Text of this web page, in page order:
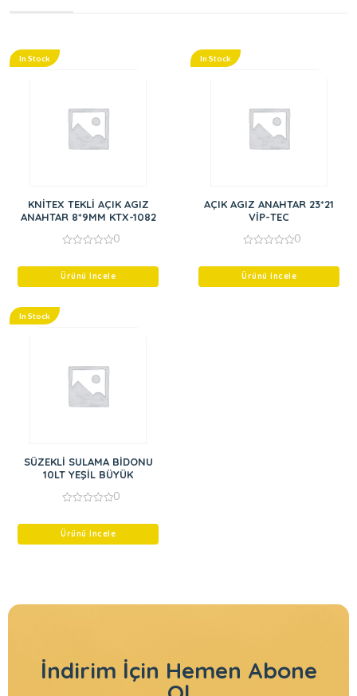
In Stock
KNİTEX TEKLİ AÇIK AGIZ
ANAHTAR 8*9MM KTX-1082
of
0
Ürünü İncele
In Stock
AÇIK AGIZ ANAHTAR 23*21
VİP-TEC
of
0
Ürünü İncele
In Stock
SÜZEKLİ SULAMA BİDONU
10LT YEŞİL BÜYÜK
of
0
Ürünü İncele
İndirim İçin Hemen Abone